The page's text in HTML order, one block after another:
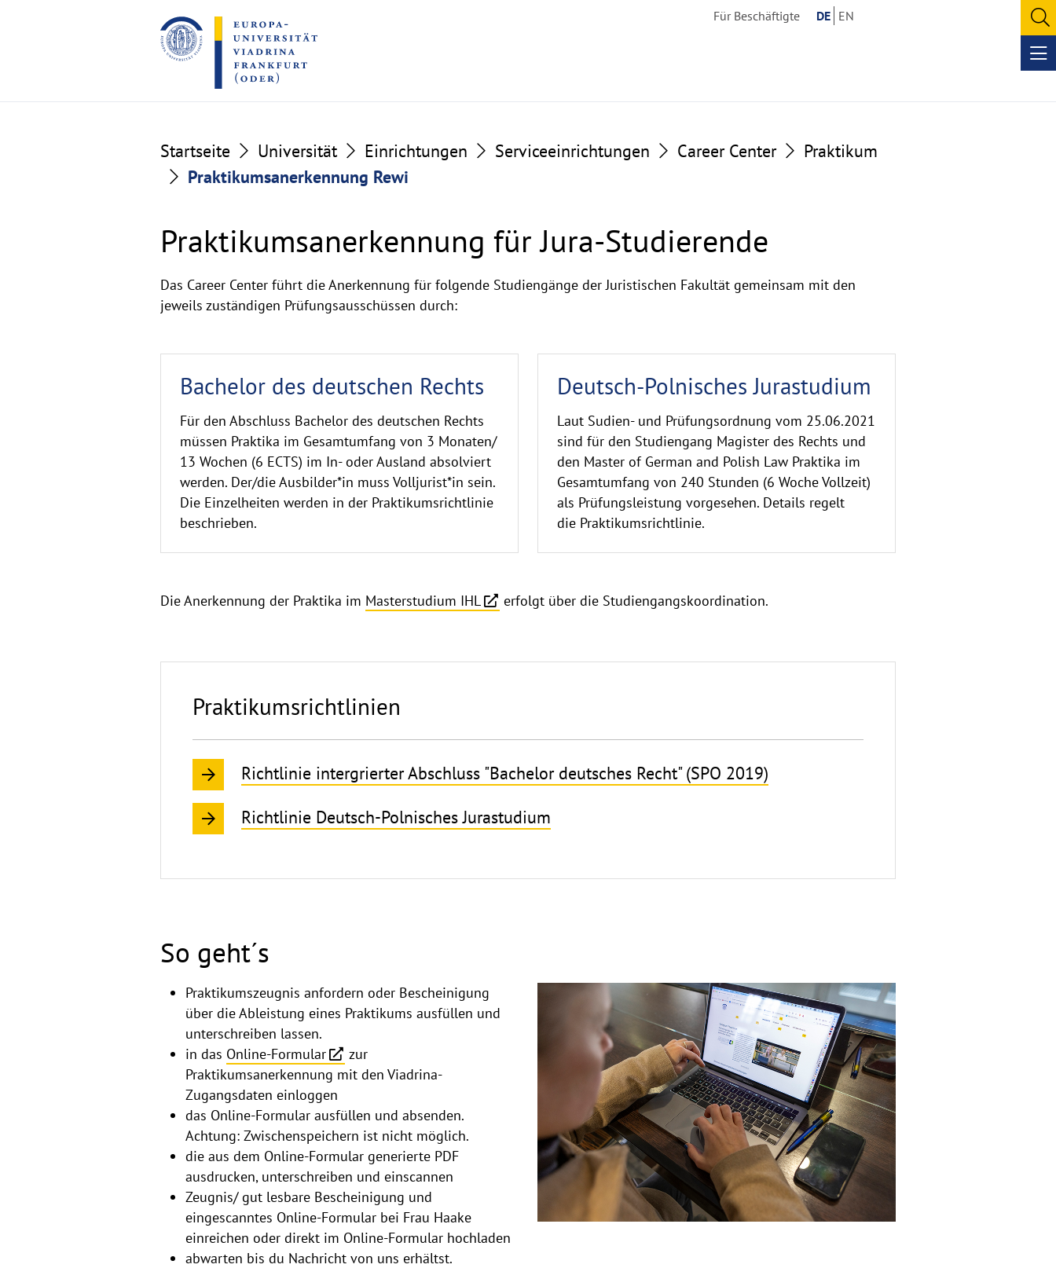
to
the
content
to
the
footer
Für Beschäftigte DE EN
Startseite Universität Einrichtungen Serviceeinrichtungen Career Center
Praktikum
Praktikumsanerkennung Rewi
Praktikumsanerkennung für Jura-Studierende
Studiengänge
Das Career Center führt die Anerkennung für folgende Studiengänge der Juristischen Fakultät gemeinsam mit den
jeweils zuständigen Prüfungsausschüssen durch:
Bachelor des deutschen Rechts
Für den Abschluss Bachelor des deutschen Rechts
müssen Praktika im Gesamtumfang von 3 Monaten/
13 Wochen (6 ECTS) im In- oder Ausland absolviert
werden. Der/die Ausbilder*in muss Volljurist*in sein.
Die Einzelheiten werden in der Praktikumsrichtlinie
beschrieben.
Deutsch-Polnisches Jurastudium
Laut Sudien- und Prüfungsordnung vom 25.06.2021
sind für den Studiengang Magister des Rechts und
den Master of German and Polish Law Praktika im
Gesamtumfang von 240 Stunden (6 Woche Vollzeit)
als Prüfungsleistung vorgesehen. Details regelt
die Praktikumsrichtlinie.
Die Anerkennung der Praktika im Masterstudium IHL erfolgt über die Studiengangskoordination.
Praktikumsrichtlinien
Richtlinie intergrierter Abschluss "Bachelor deutsches Recht" (SPO 2019)
Richtlinie Deutsch-Polnisches Jurastudium
So geht´s
Praktikumszeugnis anfordern oder Bescheinigung
über die Ableistung eines Praktikums ausfüllen und
unterschreiben lassen.
in das Online-Formular
zur
Praktikumsanerkennung mit den Viadrina-
Zugangsdaten einloggen
das Online-Formular ausfüllen und absenden.
Achtung: Zwischenspeichern ist nicht möglich.
die aus dem Online-Formular generierte PDF
ausdrucken, unterschreiben und einscannen
Zeugnis/ gut lesbare Bescheinigung und
eingescanntes Online-Formular bei Frau Haake
einreichen oder direkt im Online-Formular hochladen
abwarten bis du Nachricht von uns erhältst.